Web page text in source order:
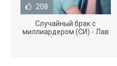
208
Случайный брак с
миллиардером (СИ) - Лав
Агата (полная версия